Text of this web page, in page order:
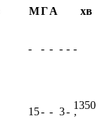
МГА хв
- - - - - -
15- - 3-
1350
ʼ